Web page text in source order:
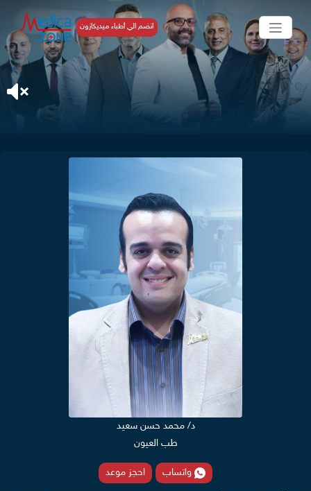
انضم الي أطباء ميديكازون
د/ محمد حسن سعيد
طب العيون
واتساب احجز موعد